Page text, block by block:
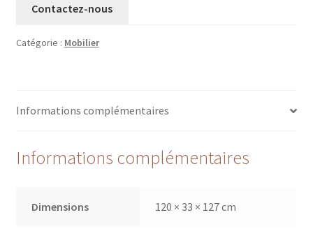
Contactez-nous
Catégorie : Mobilier
Informations complémentaires
Informations complémentaires
Dimensions 120 × 33 × 127 cm